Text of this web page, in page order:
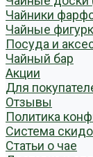
Чайники
Чайные
Посуда и
Чайный бар
Акции
Для
Отзывы
Политика
Система
Статьи о чае